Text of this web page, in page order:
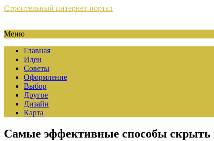
Строительный интернет-портал
Меню
Главная
Идеи
Советы
Оформление
Выбор
Другое
Дизайн
Карта
Самые эффективные способы скрыть